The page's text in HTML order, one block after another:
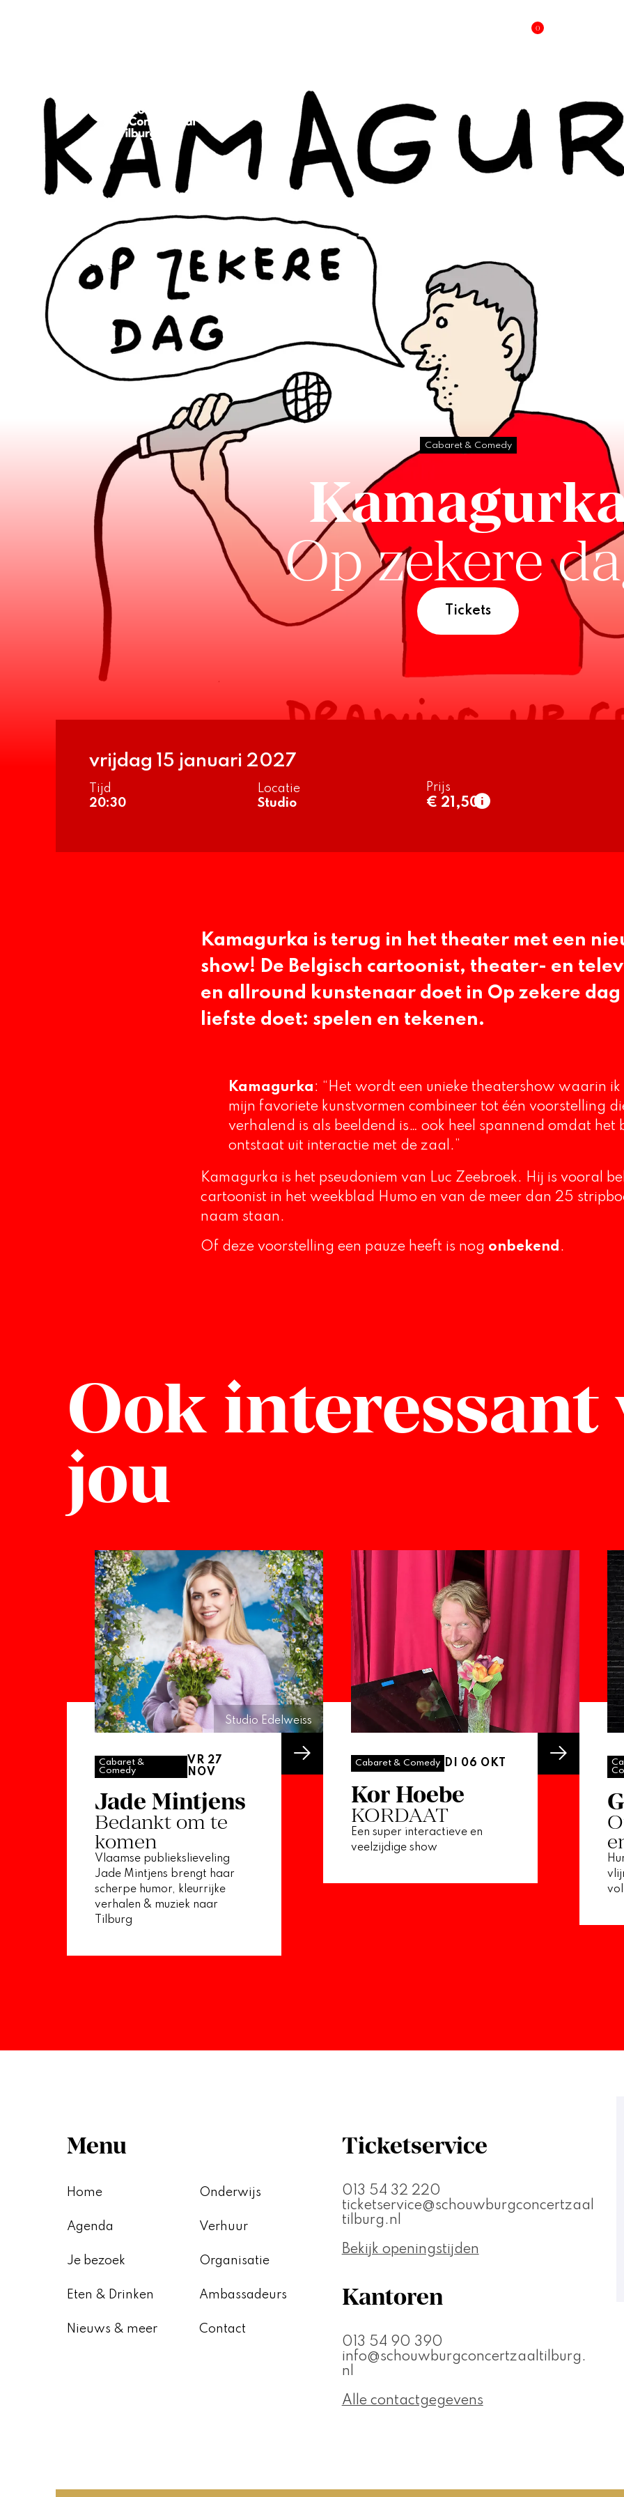
0
Winkelmand
Cabaret & Comedy
Op zekere
Tickets
vrijdag 15 januari 2027
Tijd
20:30
Locatie
Studio
Prijs
€ 21,50
Kamagurka is terug in het theater met een
show! De Belgisch cartoonist, theater- en
en allround kunstenaar doet in Op zekere dag
liefste doet: spelen en tekenen.
Kamagurka : “Het wordt een unieke theatershow waarin
mijn favoriete kunstvormen combineer tot één voorstelling
verhalend is als beeldend is… ook heel spannend omdat het
ontstaat uit interactie met de zaal.”
Kamagurka is het pseudoniem van Luc Zeebroek. Hij is vooral
cartoonist in het weekblad Humo en van de meer dan 25
naam staan.
Of deze voorstelling een pauze heeft is nog onbekend .
Ook interessant
jou
Cabaret &
Comedy
VR 27
NOV
Jade Mintjens
Bedankt om te
komen
Vlaamse publiekslieveling
Jade Mintjens brengt haar
scherpe humor, kleurrijke
verhalen & muziek naar
Tilburg
Studio Edelweiss
Cabaret & Comedy DI 06 OKT
Kor Hoebe
KORDAAT
Een super interactieve en
veelzijdige show
Menu
Home
Agenda
Je bezoek
Eten & Drinken
Nieuws & meer
Onderwijs
Verhuur
Organisatie
Ambassadeurs
Contact
Ticketservice
013 54 32 220
ticketservice@schouwburgconcertzaal
tilburg.nl
Bekijk openingstijden
Kantoren
013 54 90 390
info@schouwburgconcertzaaltilburg.
nl
Alle contactgegevens